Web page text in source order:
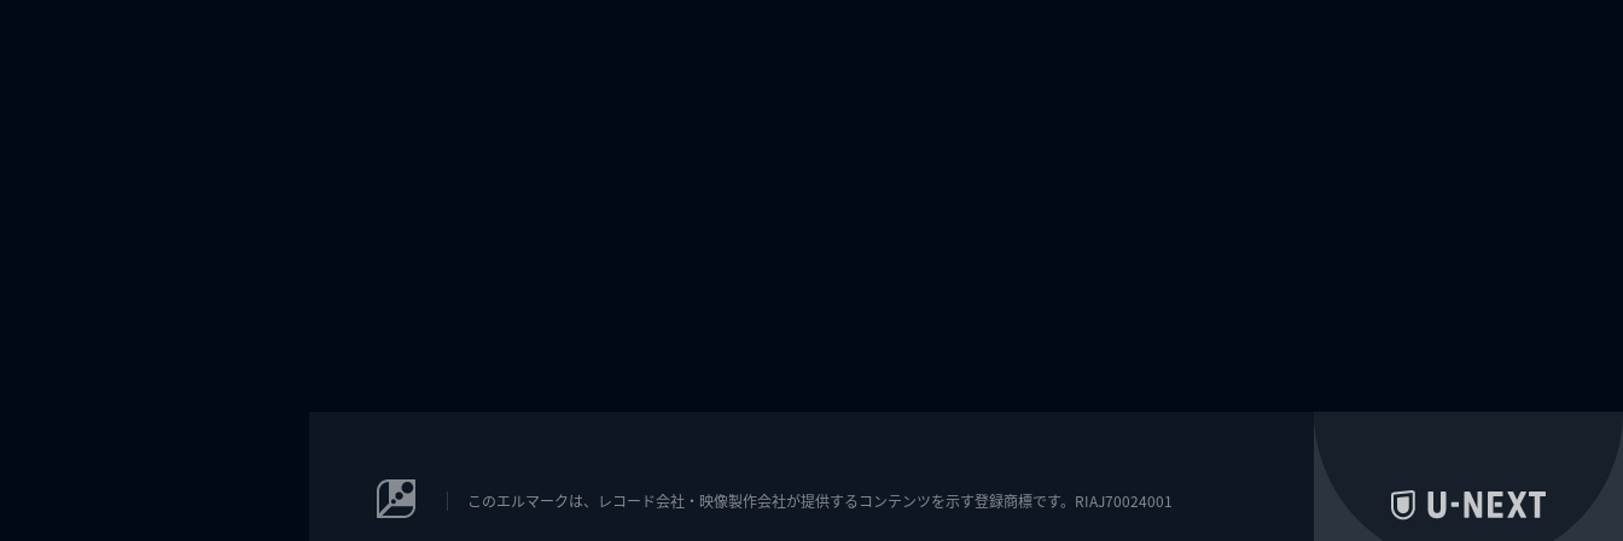
このエルマークは、レコード会社・映像製作会社が提供するコンテンツを示す登録商標です。RIAJ70024001